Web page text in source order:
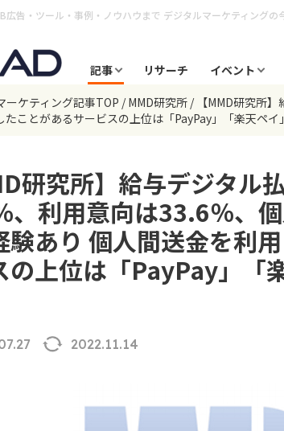
広告・ツール・事例・ノウハウまで デジタルマーケティングの
記事 リサーチ イベント
ーケティング記事TOP MMD研究所
【MMD研究所
たことがあるサービスの上位は「PayPay」「楽天ペイ
研究所】給与デジタル
、利用意向は33.6％、
験あり 個人間送金を利
の上位は「PayPay」「
2022.11.14